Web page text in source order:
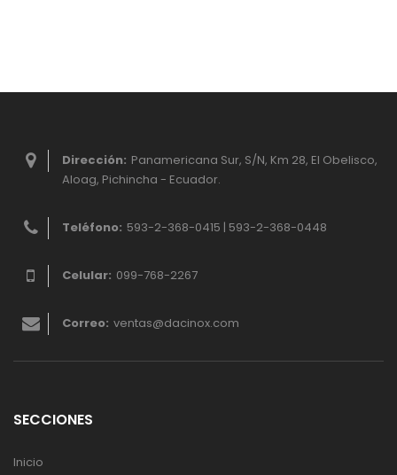
Dirección: Panamericana Sur, S/N, Km 28, El Obelisco,
Aloag, Pichincha - Ecuador.
Teléfono: 593-2-368-0415 | 593-2-368-0448
Celular: 099-768-2267
Correo: ventas@dacinox.com
SECCIONES
Inicio